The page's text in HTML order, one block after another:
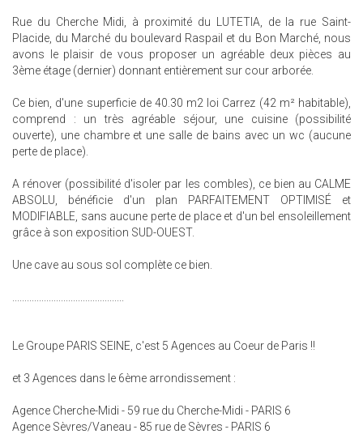
Rue du Cherche Midi, à proximité du LUTETIA, de la rue Saint-
Placide, du Marché du boulevard Raspail et du Bon Marché, nous
avons le plaisir de vous proposer un agréable deux pièces au
3ème étage (dernier) donnant entièrement sur cour arborée.
Ce bien, d'une superficie de 40.30 m2 loi Carrez (42 m² habitable),
comprend : un très agréable séjour, une cuisine (possibilité
ouverte), une chambre et une salle de bains avec un wc (aucune
perte de place).
A rénover (possibilité d'isoler par les combles), ce bien au CALME
ABSOLU, bénéficie d'un plan PARFAITEMENT OPTIMISÉ et
MODIFIABLE, sans aucune perte de place et d'un bel ensoleillement
grâce à son exposition SUD-OUEST.
Une cave au sous sol complète ce bien.
Le Groupe PARIS SEINE, c'est 5 Agences au Coeur de Paris !!
et 3 Agences dans le 6ème arrondissement :
Agence Cherche-Midi - 59 rue du Cherche-Midi - PARIS 6
Agence Sèvres/Vaneau - 85 rue de Sèvres - PARIS 6